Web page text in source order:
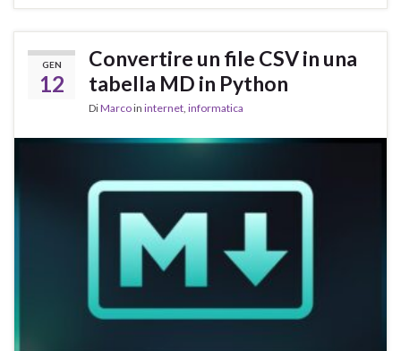
GEN
12
Convertire un file CSV in una
tabella MD in Python
DiMarcoin internet, informatica